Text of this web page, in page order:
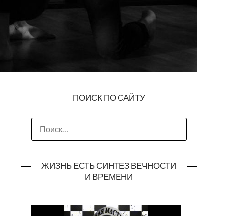
ПОИСК ПО САЙТУ
ЖИЗНЬ ЕСТЬ СИНТЕЗ ВЕЧНОСТИ
И ВРЕМЕНИ